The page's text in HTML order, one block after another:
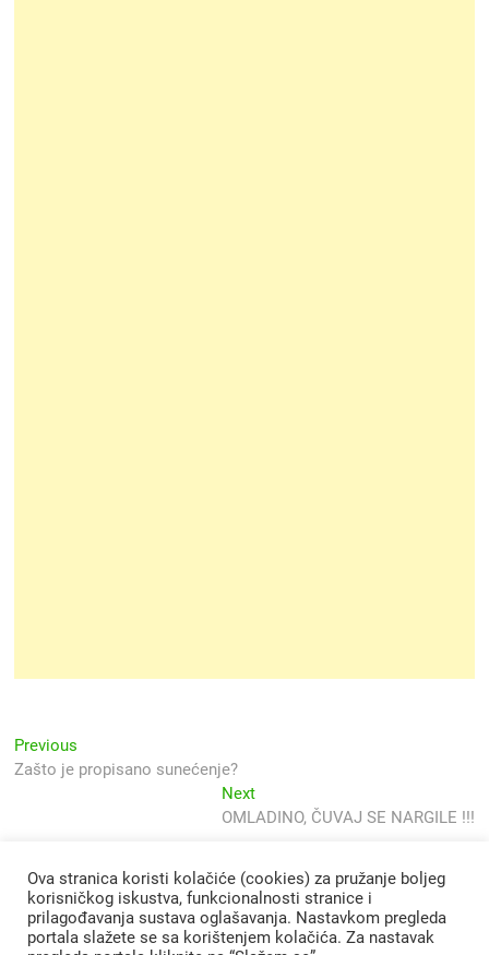
Navigacija
objava
Previous
post:
Zašto je propisano sunećenje?
NextNext
post:
OMLADINO, ČUVAJ SE NARGILE !!!
Ova stranica koristi kolačiće (cookies) za pružanje boljeg
korisničkog iskustva, funkcionalnosti stranice i
prilagođavanja sustava oglašavanja. Nastavkom pregleda
portala slažete se sa korištenjem kolačića. Za nastavak